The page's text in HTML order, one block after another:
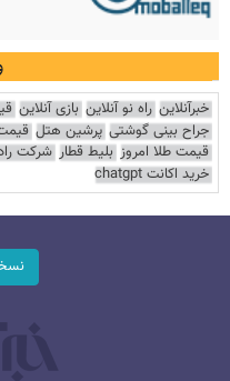
خبرآنلاین راه نو آنلاین بازی آنلاین
جراح بینی گوشتی پرشین هتل
قیمت طلا امروز بلیط قطار شرکت
خرید اکانت chatgpt